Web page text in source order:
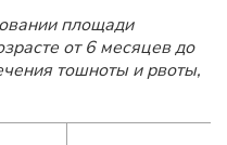
площади
от 6 месяцев до
тошноты и рвоты,